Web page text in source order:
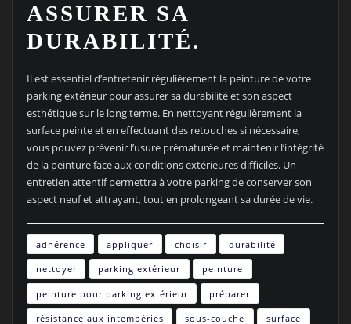
ASSURER SA
DURABILITÉ.
Il est essentiel d’entretenir régulièrement la peinture de votre
parking extérieur pour assurer sa durabilité et son aspect
esthétique sur le long terme. En nettoyant régulièrement la
surface peinte et en effectuant des retouches si nécessaire,
vous pouvez prévenir l’usure prématurée et maintenir l’intégrité
de la peinture face aux conditions extérieures difficiles. Un
entretien attentif permettra à votre parking de conserver son
aspect neuf et attrayant, tout en prolongeant sa durée de vie.
adhérence appliquer choisir durabilité
nettoyer parking extérieur peinture
peinture pour parking extérieur préparer
résistance aux intempéries sous-couche surface